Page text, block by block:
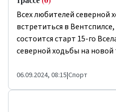
Всех любителей северной
встретиться в Вентспилсе,
состоится старт 15-го
северной ходьбы на новой
06.09.2024, 08:15|Спорт